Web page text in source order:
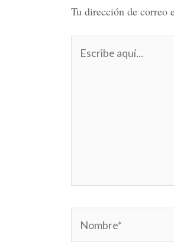
Tu dirección de correo
aquí...